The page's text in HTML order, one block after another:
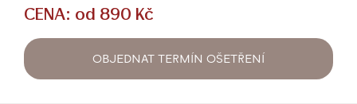
CENA: od 890 Kč
OBJEDNAT TERMÍN OŠETŘENÍ